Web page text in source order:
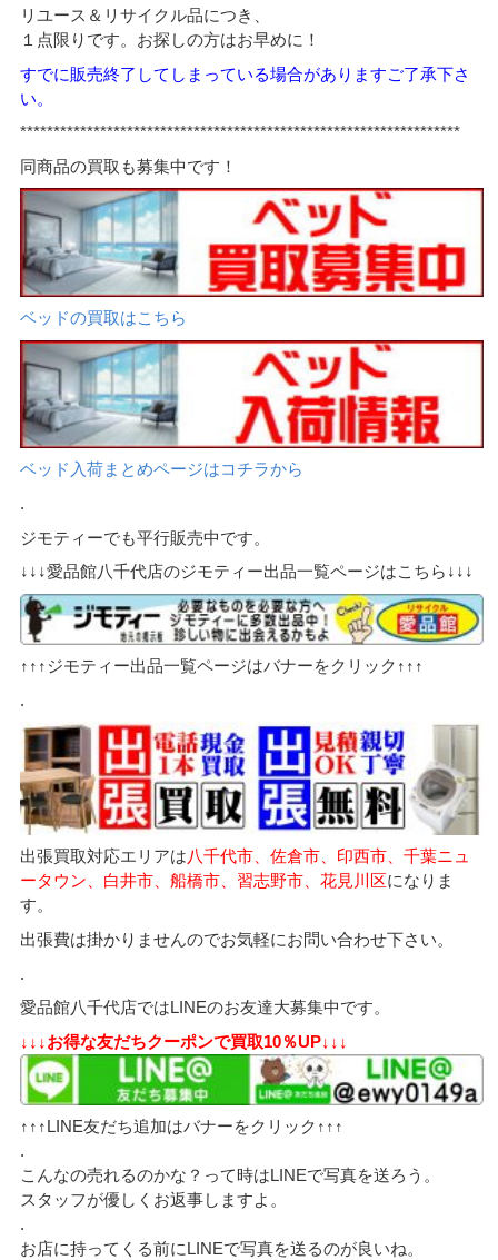
リユース＆リサイクル品につき、
１点限りです。お探しの方はお早めに！
すでに販売終了してしまっている場合がありますご了承下さ
い。
******************************************************************
同商品の買取も募集中です！
ベッドの買取はこちら
ベッド入荷まとめページはコチラから
.
ジモティーでも平行販売中です。
↓↓↓愛品館八千代店のジモティー出品一覧ページはこちら↓↓↓
↑↑↑ジモティー出品一覧ページはバナーをクリック↑↑↑
.
出張買取対応エリアは八千代市、佐倉市、印西市、千葉ニュ
ータウン、白井市、船橋市、習志野市、花見川区になりま
す。
出張費は掛かりませんのでお気軽にお問い合わせ下さい。
.
愛品館八千代店ではLINEのお友達大募集中です。
↓↓↓お得な友だちクーポンで買取10％UP↓↓↓
↑↑↑LINE友だち追加はバナーをクリック↑↑↑
.
こんなの売れるのかな？って時はLINEで写真を送ろう。
スタッフが優しくお返事しますよ。
.
お店に持ってくる前にLINEで写真を送るのが良いね。